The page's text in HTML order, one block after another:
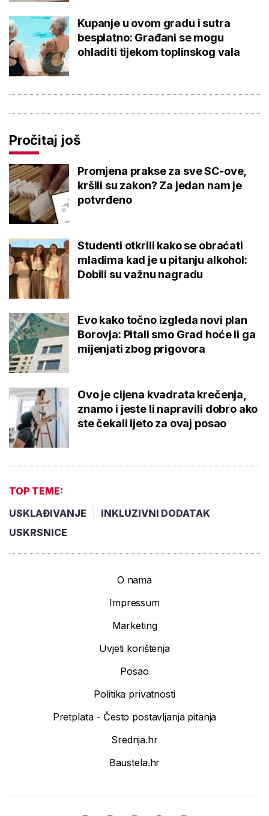
Kupanje u ovom gradu i sutra
besplatno: Građani se mogu
ohladiti tijekom toplinskog vala
Pročitaj još
Promjena prakse za sve SC-ove,
kršili su zakon? Za jedan nam je
potvrđeno
Studenti otkrili kako se obraćati
mladima kad je u pitanju alkohol:
Dobili su važnu nagradu
Evo kako točno izgleda novi plan
Borovja: Pitali smo Grad hoće li ga
mijenjati zbog prigovora
Ovo je cijena kvadrata krečenja,
znamo i jeste li napravili dobro ako
ste čekali ljeto za ovaj posao
TOP TEME:
USKLAĐIVANJE
INKLUZIVNI DODATAK
USKRSNICE
O nama
Impressum
Marketing
Uvjeti korištenja
Posao
Politika privatnosti
Pretplata - Često postavljanja pitanja
Srednja.hr
Baustela.hr